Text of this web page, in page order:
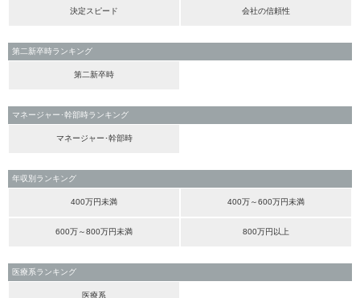
決定スピード 会社の信頼性
第二新卒時ランキング
第二新卒時
マネージャー･幹部時ランキング
マネージャー･幹部時
年収別ランキング
400万円未満 400万～600万円未満
600万～800万円未満 800万円以上
医療系ランキング
医療系